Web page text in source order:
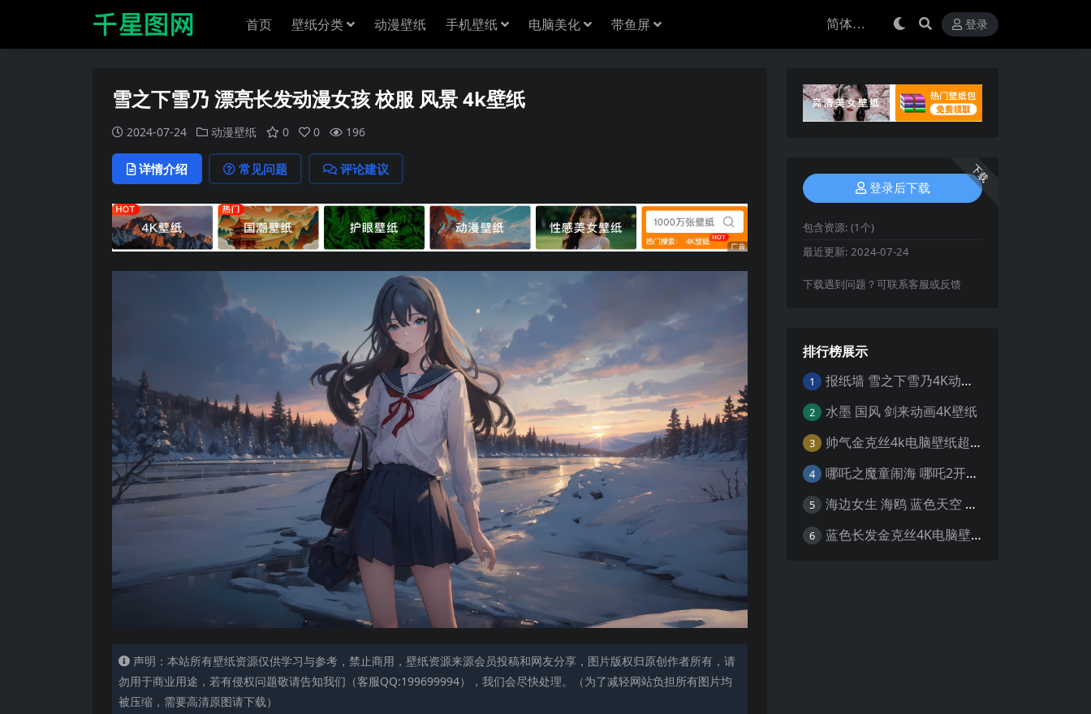
首页 壁纸分类 动漫壁纸 手机壁纸 电脑美化 带鱼屏 登录
雪之下雪乃 漂亮长发动漫女孩 校服 风景 4k壁纸
2024-07-24 动漫壁纸 0 0 196
详情介绍 常见问题 评论建议
声明：本站所有壁纸资源仅供学习与参考，禁止商用，壁纸资源来源会员投稿和网友分享，图片版权归原创作者所有，请
勿用于商业用途，若有侵权问题敬请告知我们（客服QQ:199699994），我们会尽快处理。（为了减轻网站负担所有图片均
被压缩，需要高清原图请下载）
下载
登录后下载
包含资源: (1个)
最近更新: 2024-07-24
下载遇到问题？可联系客服或反馈
排行榜展示
1 报纸墙 雪之下雪乃4K动漫壁纸
2 水墨 国风 剑来动画4K壁纸
3 帅气金克丝4k电脑壁纸超清
4 哪吒之魔童闹海 哪吒2开场4K壁纸
5 海边女生 海鸥 蓝色天空 4K壁纸
6 蓝色长发金克丝4K电脑壁纸